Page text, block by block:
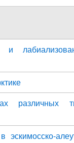
и
различных